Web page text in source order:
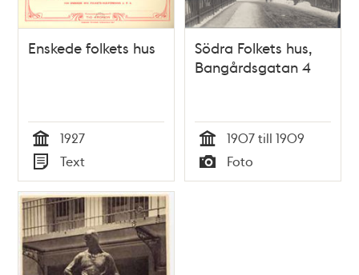
Enskede folkets hus
Tid
1927
Typ
Text
Södra Folkets hus,
Bangårdsgatan 4
Tid
1907 till 1909
Typ
Foto